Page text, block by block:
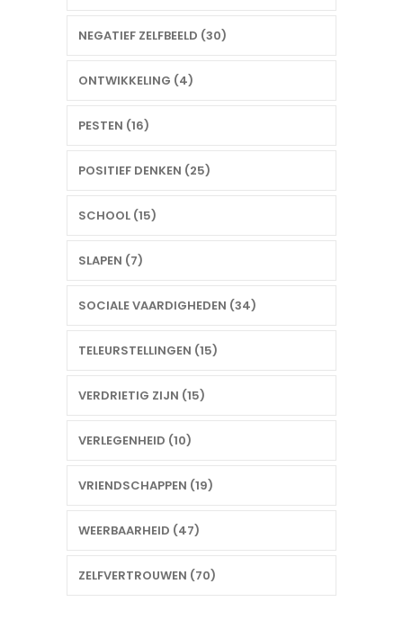
NEGATIEF ZELFBEELD (30)
ONTWIKKELING (4)
PESTEN (16)
POSITIEF DENKEN (25)
SCHOOL (15)
SLAPEN (7)
SOCIALE VAARDIGHEDEN (34)
TELEURSTELLINGEN (15)
VERDRIETIG ZIJN (15)
VERLEGENHEID (10)
VRIENDSCHAPPEN (19)
WEERBAARHEID (47)
ZELFVERTROUWEN (70)